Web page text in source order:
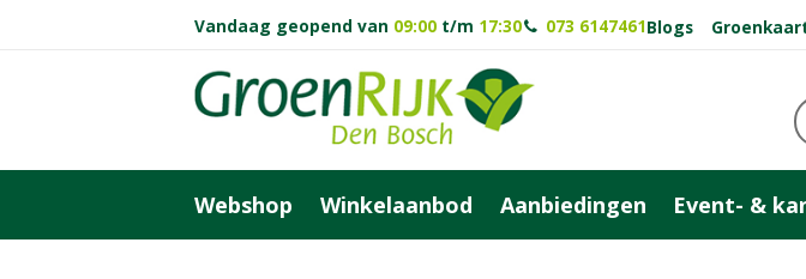
Vandaag geopend van 09:00 t/m 17:30 073 6147461Blogs
Webshop Winkelaanbod Aanbiedingen Event- &